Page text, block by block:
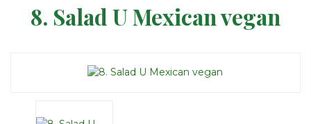
8. Salad U Mexican vegan